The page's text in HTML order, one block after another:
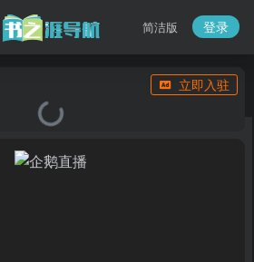
简洁版 登录
立即入驻